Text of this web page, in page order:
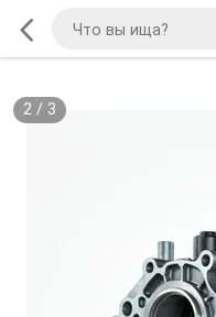
2/ 3